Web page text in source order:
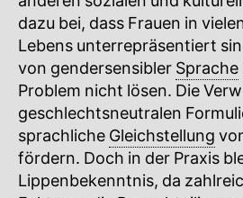
dazu bei, dass Frauen in
Lebens unterrepräsentiert
von gendersensibler Sprache
Problem nicht lösen. Die
geschlechtsneutralen
sprachliche Gleichstellung
fördern. Doch in der Praxis
Lippenbekenntnis, da